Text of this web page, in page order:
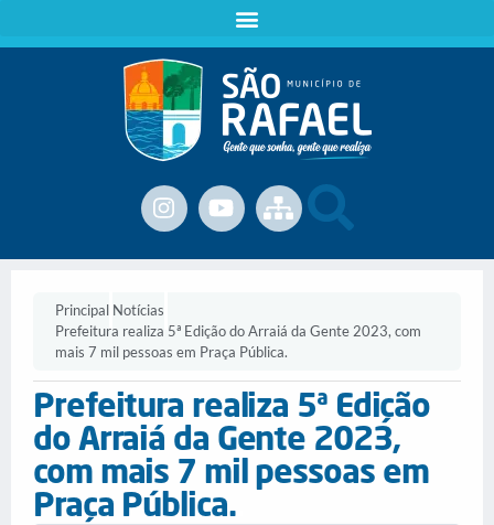
Principal Notícias
Prefeitura realiza 5ª Edição do Arraiá da Gente 2023, com
mais 7 mil pessoas em Praça Pública.
Prefeitura realiza 5ª Edição
do Arraiá da Gente 2023,
com mais 7 mil pessoas em
Praça Pública..